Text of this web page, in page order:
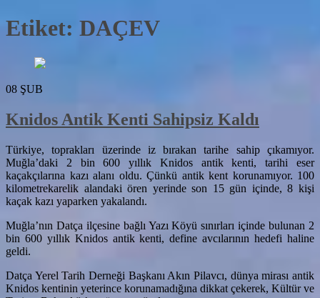
Etiket: DAÇEV
08 ŞUB
Knidos Antik Kenti Sahipsiz Kaldı
Türkiye, toprakları üzerinde iz bırakan tarihe sahip çıkamıyor.
Muğla’daki 2 bin 600 yıllık Knidos antik kenti, tarihi eser
kaçakçılarına kazı alanı oldu. Çünkü antik kent korunamıyor. 100
kilometrekarelik alandaki ören yerinde son 15 gün içinde, 8 kişi
kaçak kazı yaparken yakalandı.
Muğla’nın Datça ilçesine bağlı Yazı Köyü sınırları içinde bulunan 2
bin 600 yıllık Knidos antik kenti, define avcılarının hedefi haline
geldi.
Datça Yerel Tarih Derneği Başkanı Akın Pilavcı, dünya mirası antik
Knidos kentinin yeterince korunamadığına dikkat çekerek, Kültür ve